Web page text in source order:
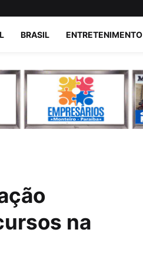
BRASIL ENTRETENIMENTO
na